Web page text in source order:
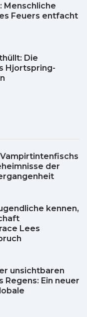
Menschliche
Feuers entfacht
Die
Hjortspring-
der
kennen,
Lees
unsichtbaren
Regens: Ein neuer